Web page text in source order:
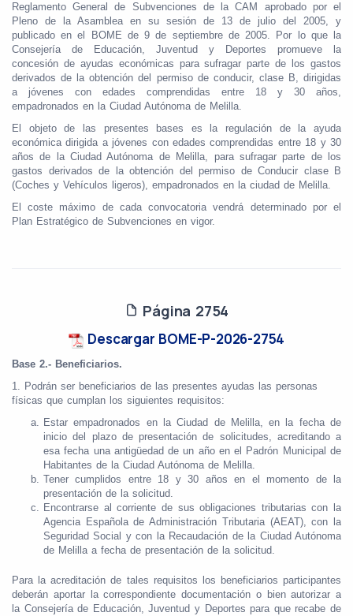
Reglamento General de Subvenciones de la CAM aprobado por el
Pleno de la Asamblea en su sesión de 13 de julio del 2005, y
publicado en el BOME de 9 de septiembre de 2005. Por lo que la
Consejería de Educación, Juventud y Deportes promueve la
concesión de ayudas económicas para sufragar parte de los gastos
derivados de la obtención del permiso de conducir, clase B, dirigidas
a jóvenes con edades comprendidas entre 18 y 30 años,
empadronados en la Ciudad Autónoma de Melilla.
El objeto de las presentes bases es la regulación de la ayuda
económica dirigida a jóvenes con edades comprendidas entre 18 y 30
años de la Ciudad Autónoma de Melilla, para sufragar parte de los
gastos derivados de la obtención del permiso de Conducir clase B
(Coches y Vehículos ligeros), empadronados en la ciudad de Melilla.
El coste máximo de cada convocatoria vendrá determinado por el
Plan Estratégico de Subvenciones en vigor.
Página 2754
Descargar BOME-P-2026-2754
Base 2.- Beneficiarios.
1. Podrán ser beneficiarios de las presentes ayudas las personas
físicas que cumplan los siguientes requisitos:
Estar empadronados en la Ciudad de Melilla, en la fecha de
inicio del plazo de presentación de solicitudes, acreditando a
esa fecha una antigüedad de un año en el Padrón Municipal de
Habitantes de la Ciudad Autónoma de Melilla.
Tener cumplidos entre 18 y 30 años en el momento de la
presentación de la solicitud.
Encontrarse al corriente de sus obligaciones tributarias con la
Agencia Española de Administración Tributaria (AEAT), con la
Seguridad Social y con la Recaudación de la Ciudad Autónoma
de Melilla a fecha de presentación de la solicitud.
Para la acreditación de tales requisitos los beneficiarios participantes
deberán aportar la correspondiente documentación o bien autorizar a
la Consejería de Educación, Juventud y Deportes para que recabe de